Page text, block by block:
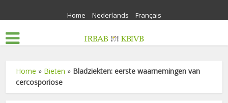
Home Nederlands Français
Home » Bieten » Bladziekten: eerste waarnemingen van
cercosporiose